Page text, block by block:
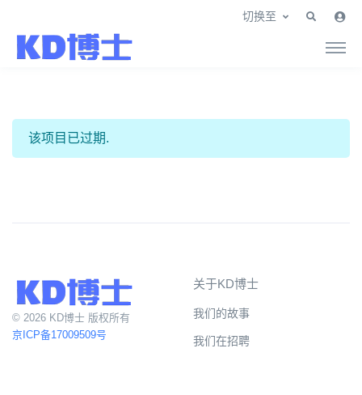
切换至
该项目已过期.
© 2026 KD博士 版权所有
京ICP备17009509号
关于KD博士
我们的故事
我们在招聘